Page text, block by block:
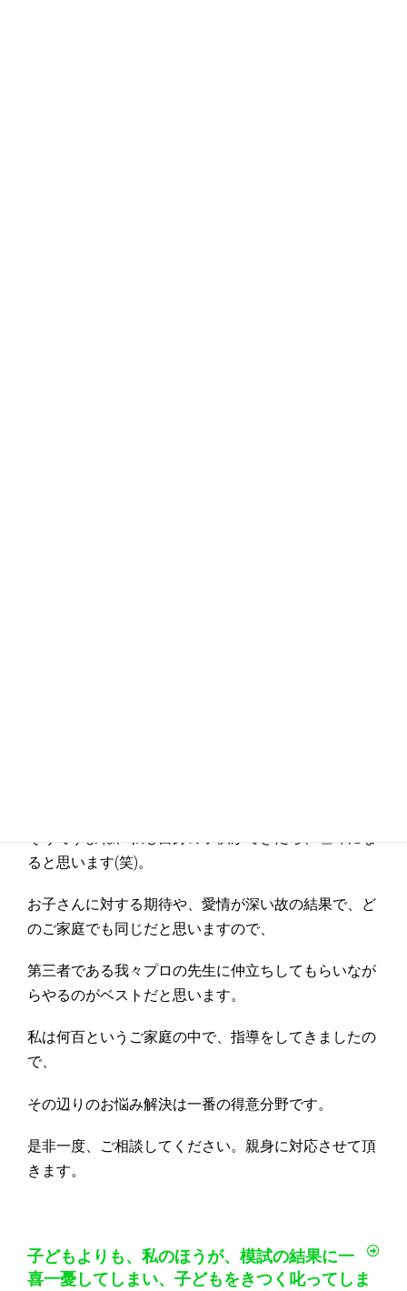
そうですよね、私も自身の子供ができたら、喧嘩にな
ると思います(笑)。
お子さんに対する期待や、愛情が深い故の結果で、ど
のご家庭でも同じだと思いますので、
第三者である我々プロの先生に仲立ちしてもらいなが
らやるのがベストだと思います。
私は何百というご家庭の中で、指導をしてきましたの
で、
その辺りのお悩み解決は一番の得意分野です。
是非一度、ご相談してください。親身に対応させて頂
きます。
子どもよりも、私のほうが、模試の結果に一
喜一憂してしまい、子どもをきつく叱ってしま